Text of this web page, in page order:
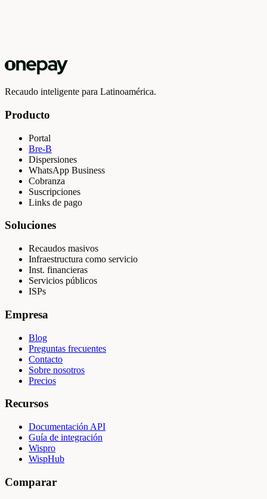
Recaudo inteligente para Latinoamérica.
Producto
Portal
Bre-B
Dispersiones
WhatsApp Business
Cobranza
Suscripciones
Links de pago
Soluciones
Recaudos masivos
Infraestructura como servicio
Inst. financieras
Servicios públicos
ISPs
Empresa
Blog
Preguntas frecuentes
Contacto
Sobre nosotros
Precios
Recursos
Documentación API
Guía de integración
Wispro
WispHub
Comparar